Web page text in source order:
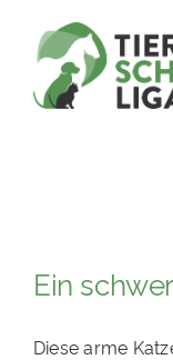
content
FÖRDERN &
KOOPERATIONEN
Ein
Diese arme